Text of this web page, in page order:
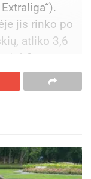
jis rinko po
atliko 3,6
1,3